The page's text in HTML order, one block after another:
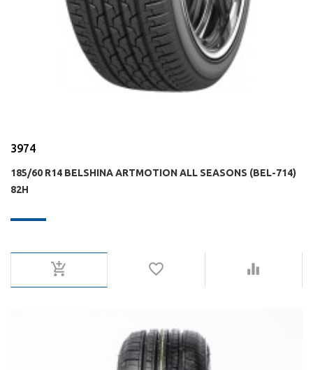
3974
185/60 R14 BELSHINA ARTMOTION ALL SEASONS (BEL-714)
82H